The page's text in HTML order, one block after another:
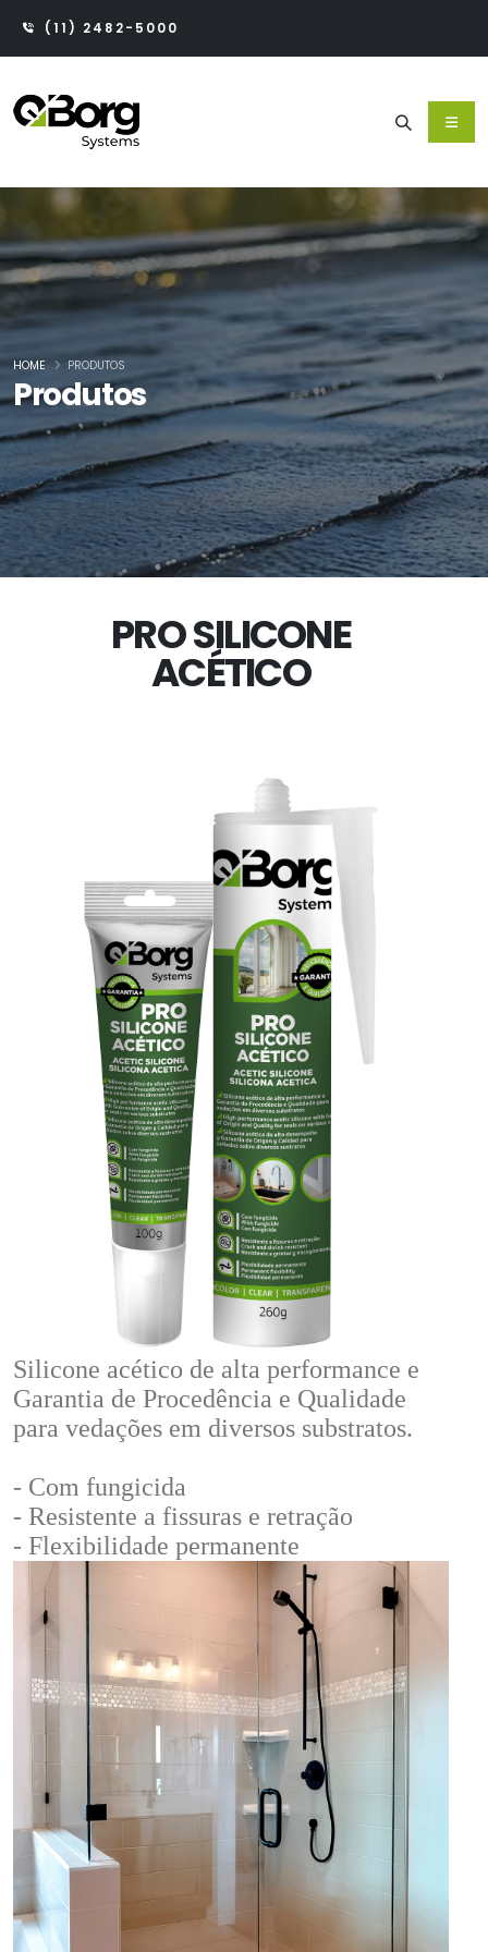
(11) 2482-5000
Produtos
HOME PRODUTOS
PRO SILICONE
ACÉTICO
Silicone acético de alta performance e
Garantia de Procedência e Qualidade
para vedações em diversos substratos.
- Com fungicida
- Resistente a fissuras e retração
- Flexibilidade permanente